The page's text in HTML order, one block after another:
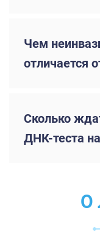
Чем
отличается
Сколько
ДНК-теста
О